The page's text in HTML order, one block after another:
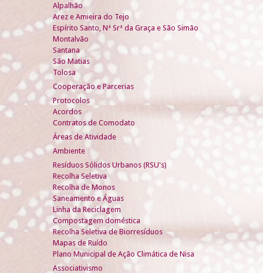
Alpalhão
Arez e Amieira do Tejo
Espírito Santo, Nª Srª da Graça e São Simão
Montalvão
Santana
São Matias
Tolosa
Cooperação e Parcerias
Protocolos
Acordos
Contratos de Comodato
Áreas de Atividade
Ambiente
Resíduos Sólidos Urbanos (RSU's)
Recolha Seletiva
Recolha de Monos
Saneamento e Águas
Linha da Reciclagem
Compostagem doméstica
Recolha Seletiva de Biorresíduos
Mapas de Ruído
Plano Municipal de Ação Climática de Nisa
Associativismo